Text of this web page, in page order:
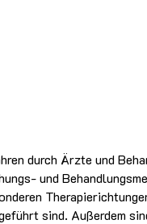
durch Ärzte und
und
sind. Außerdem